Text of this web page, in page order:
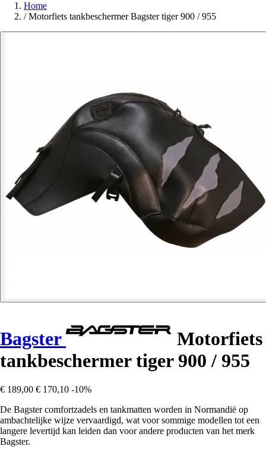
Home
/ Motorfiets tankbeschermer Bagster tiger 900 / 955
Bagster
Motorfiets
tankbeschermer tiger 900 / 955
€ 189,00 € 170,10 -10%
De Bagster comfortzadels en tankmatten worden in Normandië op
ambachtelijke wijze vervaardigd, wat voor sommige modellen tot een
langere levertijd kan leiden dan voor andere producten van het merk
Bagster.